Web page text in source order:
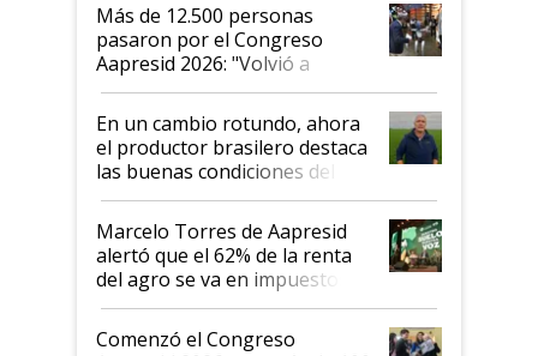
Más de 12.500 personas
pasaron por el Congreso
Aapresid 2026: "Volvió a
demostrar que hablar del
suelo es hablar de todo el
sistema productivo"
En un cambio rotundo, ahora
el productor brasilero destaca
las buenas condiciones del
agro argentino para invertir:
"Los veo más motivados"
Marcelo Torres de Aapresid
alertó que el 62% de la renta
del agro se va en impuestos:
"No es bueno que en
Argentina se sigan discutiendo
Comenzó el Congreso